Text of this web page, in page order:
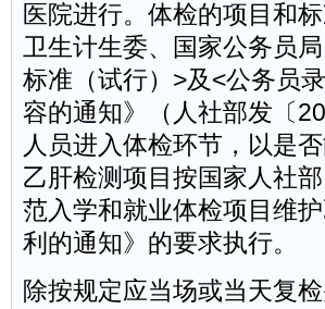
医院进行。体检的项目和
卫生计生委、国家公务员
标准（试行）>及<公务员
容的通知》（人社部发〔
人员进入体检环节，以是
乙肝检测项目按国家人社
范入学和就业体检项目维
利的通知》的要求执行。
除按规定应当场或当天复